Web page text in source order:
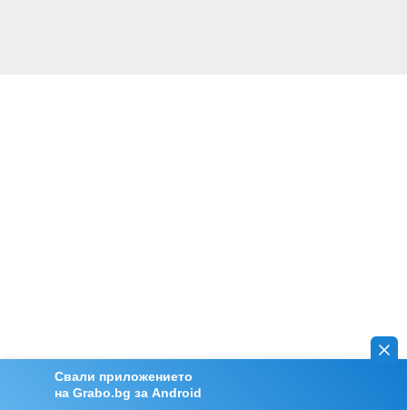
Свали приложението
на Grabo.bg за Android